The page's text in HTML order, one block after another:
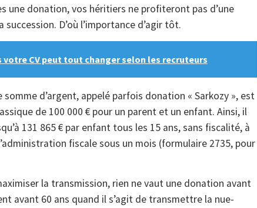
une donation, vos héritiers ne profiteront pas d’une
D’où l’importance d’agir tôt.
votre CV peut tout changer selon les recruteurs
d’argent, appelé parfois donation « Sarkozy », est
de 100 000 € pour un parent et un enfant. Ainsi, il
131 865 € par enfant tous les 15 ans, sans fiscalité, à
fiscale sous un mois (formulaire 2735, pour
la transmission, rien ne vaut une donation avant
avant 60 ans quand il s’agit de transmettre la nue-